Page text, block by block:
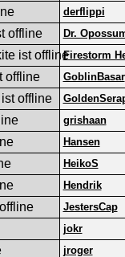
derflippi
Dr.
Firestorm
GoblinBasar
grishaan
Hansen
HeikoS
Hendrik
JestersCap
jokr
jroger